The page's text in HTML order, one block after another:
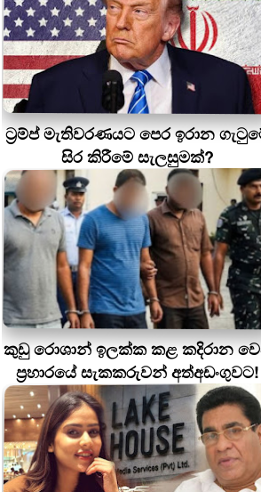
ට්‍රම්ප් මැතිවරණයට පෙර ඉරාන
සිර කිරීමේ සැලසුමක්?
කුඩු රොශාන් ඉලක්ක කළ කදිරාන
ප්‍රහාරයේ සැකකරුවන් අත්අඩංගුවට!